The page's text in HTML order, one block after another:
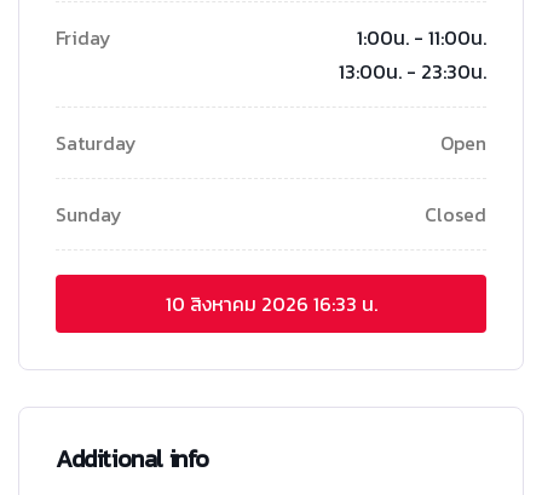
Friday
1:00น. - 11:00น.
13:00น. - 23:30น.
Saturday Open
Sunday Closed
10 สิงหาคม 2026 16:33 น.
Additional info